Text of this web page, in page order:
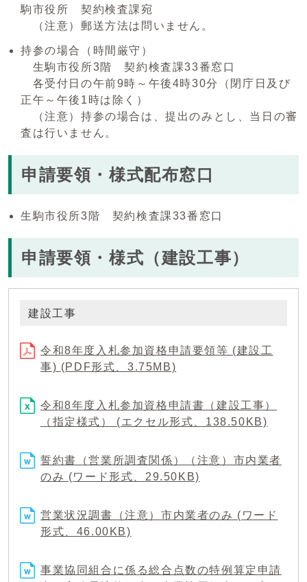
駒市役所 契約検査課宛
（注意）郵送方法は問いません。
持参の場合（時間厳守）
生駒市役所3階 契約検査課33番窓口
各受付日の午前9時～午後4時30分（閉庁日及び
正午～午後1時は除く）
（注意）持参の場合は、提出のみとし、当日の審
査は行いません。
申請要領・様式配布窓口
生駒市役所3階 契約検査課33番窓口
申請要領・様式（建設工事）
建設工事
令和8年度入札参加資格申請要領等 (建設工
事) (PDF形式、3.75MB)
令和8年度入札参加資格申請書（建設工事）
（指定様式） (エクセル形式、138.50KB)
誓約書（営業所調査関係）（注意）市内業者
のみ (ワード形式、29.50KB)
営業状況調書（注意）市内業者のみ (ワード
形式、46.00KB)
事業協同組合に係る総合点数の特例算定申請